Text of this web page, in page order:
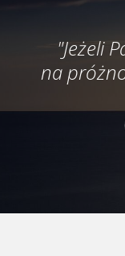
"Jeżeli
na